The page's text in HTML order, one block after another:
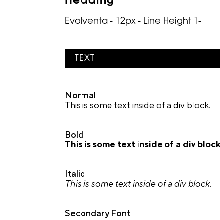
Evolventa - 12px - Line Height 1-
TEXT
Normal
This is some text inside of a div block.
Bold
This is some text inside of a div
Italic
This is some text inside of a div block.
Secondary Font